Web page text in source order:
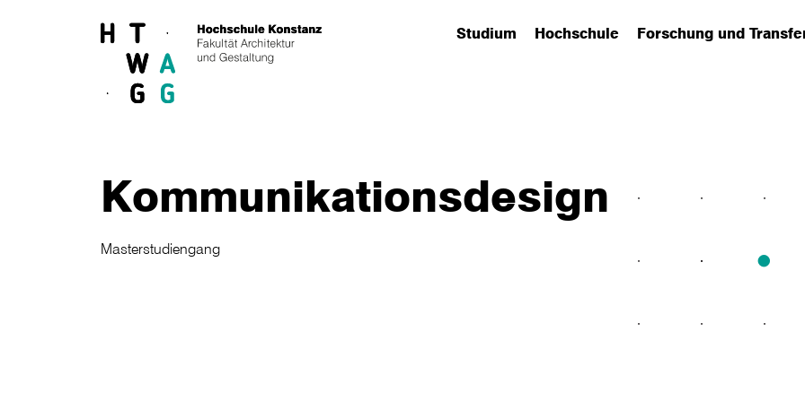
Studium
(has submenu)Hochschule
(has submenu)Forschung und
(has submenu)
Kommunikationsdesign
Masterstudiengang